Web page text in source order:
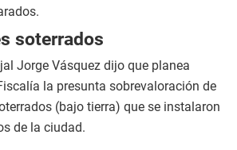
soterrados
Jorge Vásquez dijo que planea
la presunta sobrevaloración de
(bajo tierra) que se instalaron
de la ciudad.